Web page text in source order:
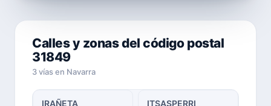
Calles y zonas del código postal
31849
3 vías en Navarra
IRAÑETA ITSASPERRI